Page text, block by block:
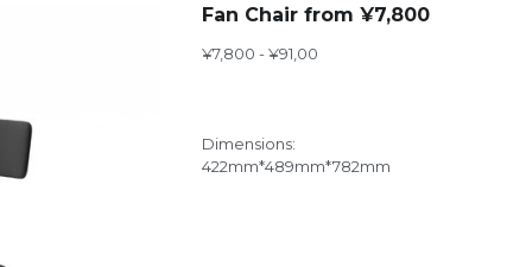
Fan Chair from ¥7,800
¥7,800 - ¥91,00
Dimensions:
422mm*489mm*782mm